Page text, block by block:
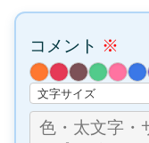
コメント ※